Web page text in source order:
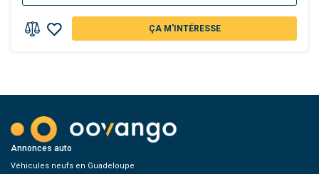
ÇA M'INTÉRESSE
Annonces auto
Véhicules neufs en Guadeloupe